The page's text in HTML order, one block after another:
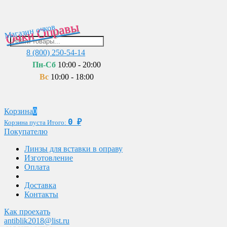
Очки Оправы
Магазин очков
8 (800) 250-54-14
Пн-Сб 10:00 - 20:00
Вс 10:00 - 18:00
Корзина0
Корзина пуста Итого: 0 ₽
Покупателю
Линзы для вставки в оправу
Изготовление
Оплата
Доставка
Контакты
Как проехать
antiblik2018@list.ru